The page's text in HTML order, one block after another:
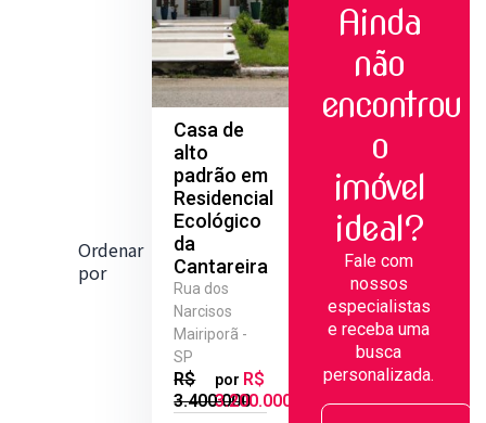
Ordenar
por
Casa de
alto
padrão em
Residencial
Ecológico
da
Cantareira
Rua dos
Narcisos
Mairiporã -
SP
R$
3.400.000
por R$
3.200.000
Ainda
não
encontrou
o
imóvel
ideal?
Fale com
nossos
especialistas
e receba uma
busca
personalizada.